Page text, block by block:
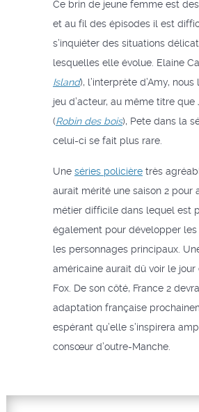
Ce brin de jeune femme est
et au fil des épisodes il est
s’inquiéter des situations
lesquelles elle évolue. Elaine
Island), l’interprète d’Amy,
jeu d’acteur, au même titre que
(Robin des bois), Pete dans la
celui-ci se fait plus rare.
Une séries policièretrès
aurait mérité une saison 2 pour
métier difficile dans lequel est
également pour développer
les personnages principaux.
américaine aurait dû voir le jour
Fox. De son côté, France 2
adaptation française
espérant qu’elle s’inspirera
consœur d’outre-Manche.